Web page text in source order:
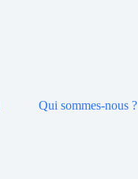
Qui sommes-nous ?